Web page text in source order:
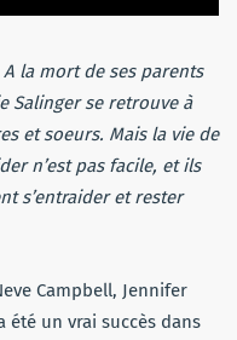
A la mort de ses parents
Salinger se retrouve à
et soeurs. Mais la vie de
n’est pas facile, et ils
s’entraider et rester
Campbell, Jennifer
été un vrai succès dans